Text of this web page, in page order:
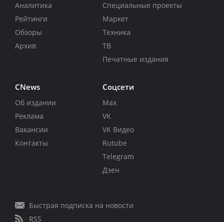
Аналитика
Рейтинги
Обзоры
Архив
Специальные проекты
Маркет
Техника
ТВ
Печатные издания
CNews
Об издании
Реклама
Вакансии
Контакты
Соцсети
Max
VK
VK Видео
Rutube
Telegram
Дзен
Быстрая подписка на новости
RSS